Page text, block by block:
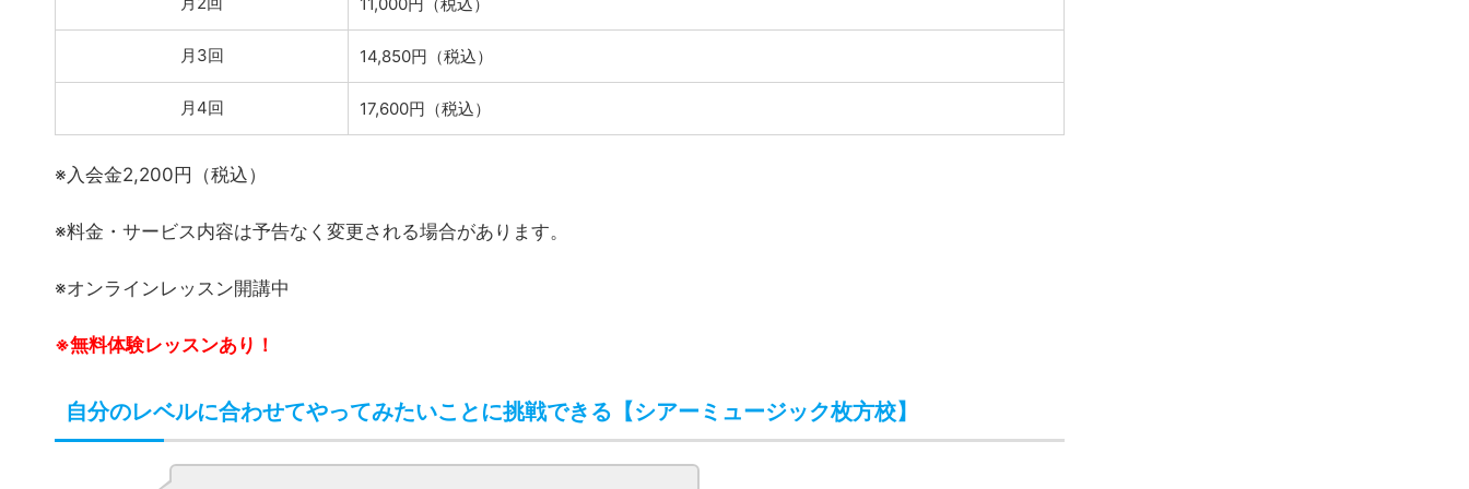
月3回 14,850円（税込）
月4回 17,600円（税込）
※入会金2,200円（税込）
※料金・サービス内容は予告なく変更される場合があります。
※オンラインレッスン開講中
※無料体験レッスンあり！
自分のレベルに合わせてやってみたいことに挑戦できる【シアーミュージック枚方校】